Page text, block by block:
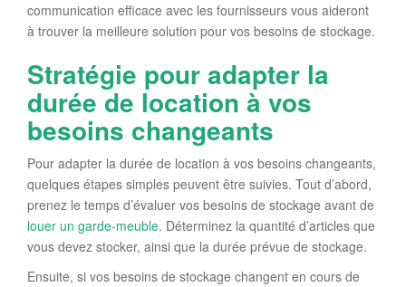
communication efficace avec les fournisseurs vous aideront
à trouver la meilleure solution pour vos besoins de stockage.
Stratégie pour adapter la
durée de location à vos
besoins changeants
Pour adapter la durée de location à vos besoins changeants,
quelques étapes simples peuvent être suivies. Tout d’abord,
prenez le temps d’évaluer vos besoins de stockage avant de
louer un garde-meuble. Déterminez la quantité d’articles que
vous devez stocker, ainsi que la durée prévue de stockage.
Ensuite, si vos besoins de stockage changent en cours de